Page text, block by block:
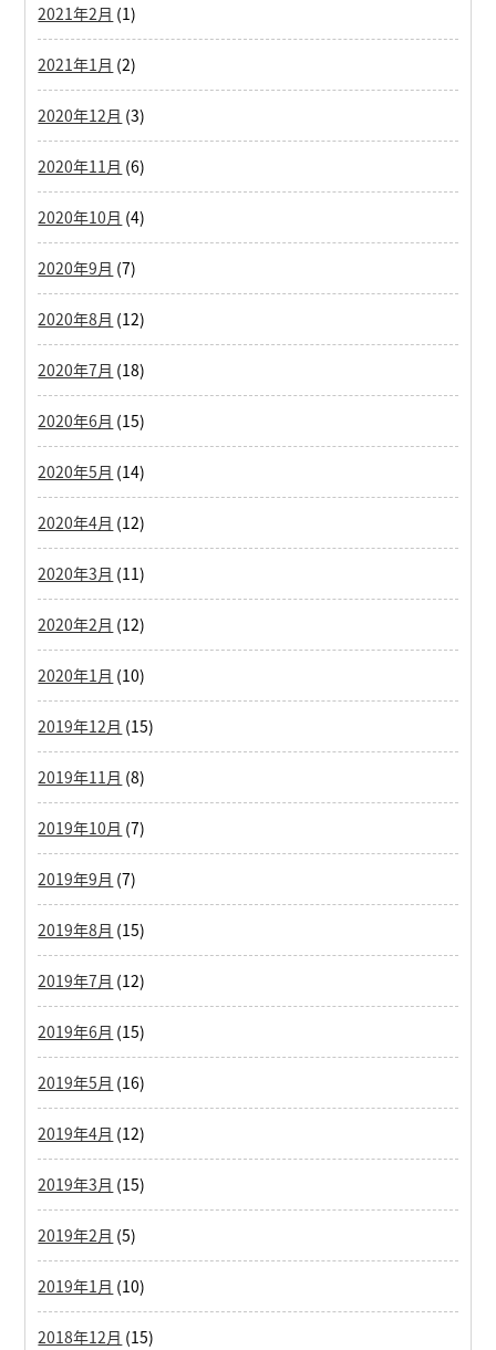
2021年2月 (1)
2021年1月 (2)
2020年12月 (3)
2020年11月 (6)
2020年10月 (4)
2020年9月 (7)
2020年8月 (12)
2020年7月 (18)
2020年6月 (15)
2020年5月 (14)
2020年4月 (12)
2020年3月 (11)
2020年2月 (12)
2020年1月 (10)
2019年12月 (15)
2019年11月 (8)
2019年10月 (7)
2019年9月 (7)
2019年8月 (15)
2019年7月 (12)
2019年6月 (15)
2019年5月 (16)
2019年4月 (12)
2019年3月 (15)
2019年2月 (5)
2019年1月 (10)
2018年12月 (15)